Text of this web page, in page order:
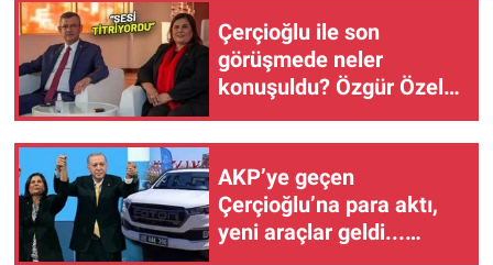
Çerçioğlu ile son
görüşmede neler
konuşuldu? Özgür Özel o
AKP’ye geçen
Çerçioğlu’na para aktı,
yeni araçlar geldi...
Yerel Yaşam
Canlı Yayın